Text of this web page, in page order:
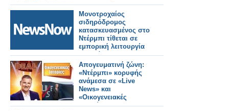
Μονοτροχαίος
σιδηρόδρομος
κατασκευασμένος στο
Ντέρμπι τίθεται σε
εμπορική λειτουργία
στο Κάιρο.
Απογευματινή ζώνη:
«Ντέρμπι» κορυφής
ανάμεσα σε «Live
News» και
«Οικογενειακές
Ιστορίες»